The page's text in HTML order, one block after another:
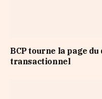
BCP tourne la page
transactionnel